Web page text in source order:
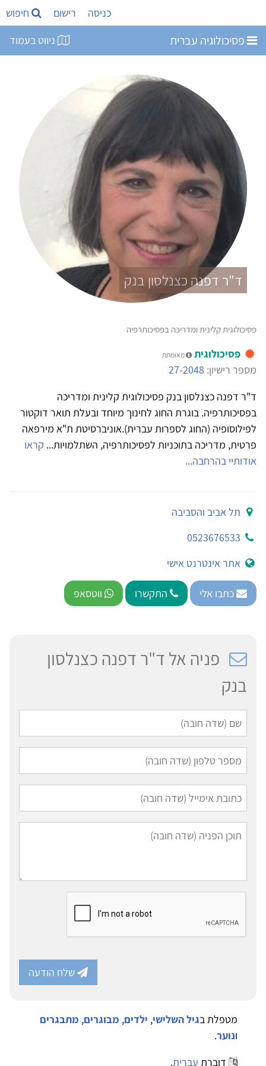
כניסה רישום חיפוש
פסיכולוגיה עברית ניווט בעמוד
ד"ר דפנה כצנלסון בנק
פסיכולוגית קלינית ומדריכה בפסיכותרפיה
פסיכולוגית מאומתת
מספר רישיון: 27-2048
ד"ר דפנה כצנלסון בנק פסיכולוגית קלינית ומדריכה
בפסיכותרפיה. בוגרת החוג לחינוך מיוחד ובעלת תואר דוקטור
לפילוסופיה (החוג לספרות עברית).אוניברסיטת ת"א מירפאה
פרטית, מדריכה בתוכניות לפסיכותרפיה, השתלמויות... קראו
אודותיי בהרחבה...
תל אביב והסביבה
0523676533
אתר אינטרנט אישי
כתבו אלי התקשרו ווטסאפ
פניה אל ד"ר דפנה כצנלסון
בנק
שלח הודעה
מטפלת בגיל השלישי, ילדים, מבוגרים, מתבגרים
ונוער.
דוברת עברית.